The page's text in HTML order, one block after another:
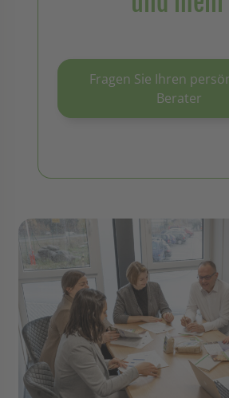
Fragen Sie Ihren
Berater